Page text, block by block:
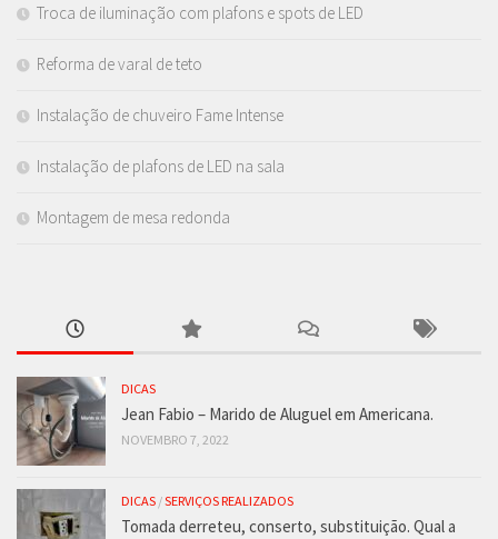
Troca de iluminação com plafons e spots de LED
Reforma de varal de teto
Instalação de chuveiro Fame Intense
Instalação de plafons de LED na sala
Montagem de mesa redonda
DICAS
Jean Fabio – Marido de Aluguel em Americana.
NOVEMBRO 7, 2022
DICAS /SERVIÇOS REALIZADOS
Tomada derreteu, conserto, substituição. Qual a